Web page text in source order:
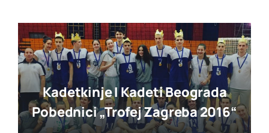
Kadetkinje I Kadeti Beograda
Pobednici „trofej Zagreba 2016“